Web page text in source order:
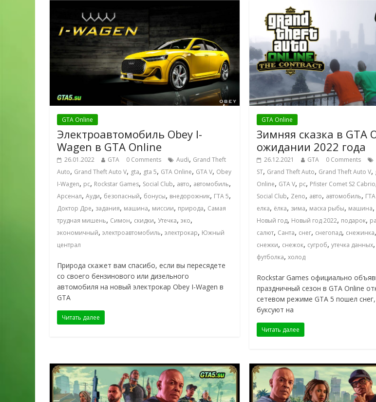
GTA Online
Электроавтомобиль Obey I-
Wagen в GTA Online
26.01.2022 GTA 0 Comments Audi, Grand Theft
Auto, Grand Theft Auto V, gta, gta 5, GTA Online, GTA V, Obey
I-Wagen, pc, Rockstar Games, Social Club, авто, автомобиль,
Арсенал, Ауди, безопасный, бонусы, внедорожник, ГТА 5,
Доктор Дре, задания, машина, миссии, природа, Самая
трудная мишень, Симон, скидки, Утечка, эко,
экономичный, электроавтомобиль, электрокар, Южный
централ
Природа скажет вам спасибо, если вы пересядете
со своего бензинового или дизельного
автомобиля на новый электрокар Obey I-Wagen в
GTA
Читать далее
GTA Online
Зимняя сказка в GTA
ожидании 2022 года
26.12.2021 GTA 0 Comments
ST, Grand Theft Auto, Grand Theft Auto V,
Online, GTA V, pc, Pfister Comet S2 Cabrio
Social Club, Zeno, авто, автомобиль,
елка, ёлка, зима, маска рыбы, машина,
Новый год, Новый год 2022, подарок,
салют, Санта, снег, снегопад, снежинка,
снежки, снежок, сугроб,утечка данных,
футболка,холод
Rockstar Games официально
праздничный сезон в GTA Online
сетевом режиме GTA 5 пошел
буксуют на
Читать далее